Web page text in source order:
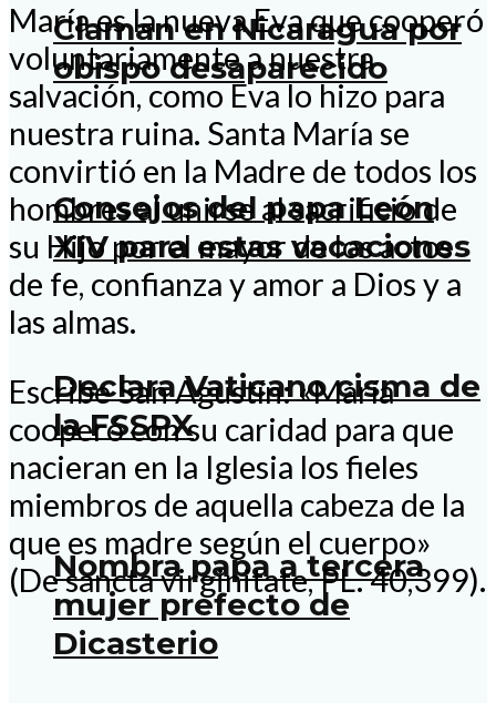
Claman en Nicaragua por
obispo desaparecido
Consejos del papa León
XIV para estas vacaciones
Declara Vaticano cisma de
la FSSPX
Nombra papa a tercera
mujer prefecto de
Dicasterio
María es la nueva Eva que cooperó
voluntariamente a nuestra
salvación, como Eva lo hizo para
nuestra ruina. Santa María se
convirtió en la Madre de todos los
hombres al unirse al sacrificio de
su Hijo por el mayor de los actos
de fe, confianza y amor a Dios y a
las almas.
Escribe San Agustín: «María
cooperó con su caridad para que
nacieran en la Iglesia los fieles
miembros de aquella cabeza de la
que es madre según el cuerpo»
(De sancta virginitate, PL. 40,399).